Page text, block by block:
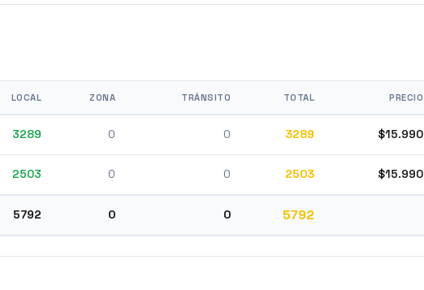
LOCAL ZONA TRÁNSITO TOTAL PRECIO
3289 0 0 3289 $15.990
2503 0 0 2503 $15.990
5792 0 0 5792